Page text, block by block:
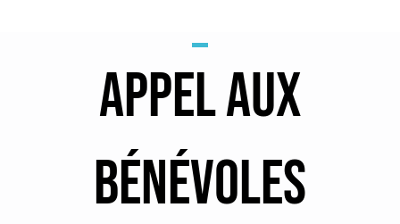
APPEL AUX
BÉNÉVOLES